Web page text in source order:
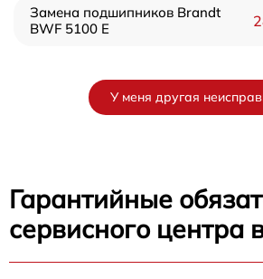
Замена подшипников Brandt
BWF 5100 E
У меня другая
Гарантийные
сервисного центра